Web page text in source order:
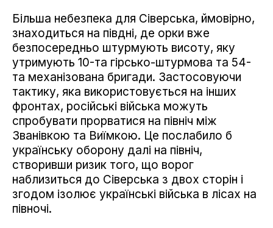
Більша небезпека для Сіверська, ймовірно,
знаходиться на півдні, де орки вже
безпосередньо штурмують висоту, яку
утримують 10-та гірсько-штурмова та 54-
та механізована бригади. Застосовуючи
тактику, яка використовується на інших
фронтах, російські війська можуть
спробувати прорватися на північ між
Званівкою та Виїмкою. Це послабило б
українську оборону далі на північ,
створивши ризик того, що ворог
наблизиться до Сіверська з двох сторін і
згодом ізолює українські війська в лісах на
півночі.